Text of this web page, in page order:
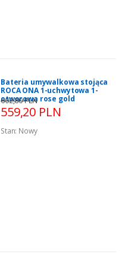
Bateria umywalkowa stojąca
ROCA ONA 1-uchwytowa 1-
otworowa rose gold
559,20 PLN
602,80 PLN
Stan: Nowy